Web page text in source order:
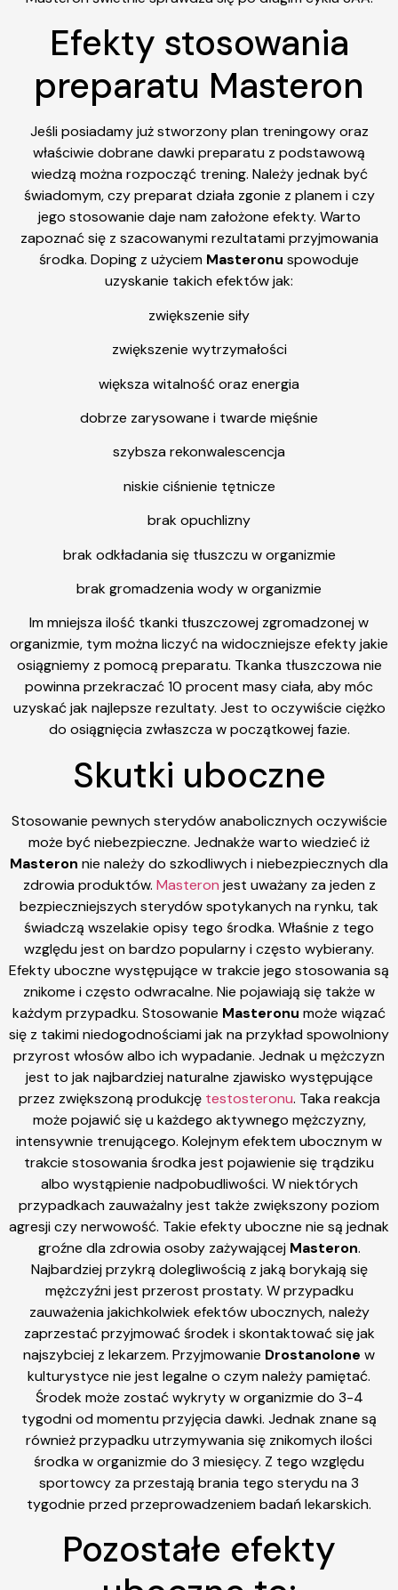
Efekty stosowania
preparatu Masteron
Jeśli posiadamy już stworzony plan treningowy oraz
właściwie dobrane dawki preparatu z podstawową
wiedzą można rozpocząć trening. Należy jednak być
świadomym, czy preparat działa zgonie z planem i czy
jego stosowanie daje nam założone efekty. Warto
zapoznać się z szacowanymi rezultatami przyjmowania
środka. Doping z użyciem Masteronu spowoduje
uzyskanie takich efektów jak:
zwiększenie siły
zwiększenie wytrzymałości
większa witalność oraz energia
dobrze zarysowane i twarde mięśnie
szybsza rekonwalescencja
niskie ciśnienie tętnicze
brak opuchlizny
brak odkładania się tłuszczu w organizmie
brak gromadzenia wody w organizmie
Im mniejsza ilość tkanki tłuszczowej zgromadzonej w
organizmie, tym można liczyć na widoczniejsze efekty jakie
osiągniemy z pomocą preparatu. Tkanka tłuszczowa nie
powinna przekraczać 10 procent masy ciała, aby móc
uzyskać jak najlepsze rezultaty. Jest to oczywiście ciężko
do osiągnięcia zwłaszcza w początkowej fazie.
Skutki uboczne
Stosowanie pewnych sterydów anabolicznych oczywiście
może być niebezpieczne. Jednakże warto wiedzieć iż
Masteron nie należy do szkodliwych i niebezpiecznych dla
zdrowia produktów. Masteron jest uważany za jeden z
bezpieczniejszych sterydów spotykanych na rynku, tak
świadczą wszelakie opisy tego środka. Właśnie z tego
względu jest on bardzo popularny i często wybierany.
Efekty uboczne występujące w trakcie jego stosowania są
znikome i często odwracalne. Nie pojawiają się także w
każdym przypadku. Stosowanie Masteronu może wiązać
się z takimi niedogodnościami jak na przykład spowolniony
przyrost włosów albo ich wypadanie. Jednak u mężczyzn
jest to jak najbardziej naturalne zjawisko występujące
przez zwiększoną produkcję testosteronu. Taka reakcja
może pojawić się u każdego aktywnego mężczyzny,
intensywnie trenującego. Kolejnym efektem ubocznym w
trakcie stosowania środka jest pojawienie się trądziku
albo wystąpienie nadpobudliwości. W niektórych
przypadkach zauważalny jest także zwiększony poziom
agresji czy nerwowość. Takie efekty uboczne nie są jednak
groźne dla zdrowia osoby zażywającej Masteron.
Najbardziej przykrą dolegliwością z jaką borykają się
mężczyźni jest przerost prostaty. W przypadku
zauważenia jakichkolwiek efektów ubocznych, należy
zaprzestać przyjmować środek i skontaktować się jak
najszybciej z lekarzem. Przyjmowanie Drostanolone w
kulturystyce nie jest legalne o czym należy pamiętać.
Środek może zostać wykryty w organizmie do 3-4
tygodni od momentu przyjęcia dawki. Jednak znane są
również przypadku utrzymywania się znikomych ilości
środka w organizmie do 3 miesięcy. Z tego względu
sportowcy za przestają brania tego sterydu na 3
tygodnie przed przeprowadzeniem badań lekarskich.
Pozostałe efekty